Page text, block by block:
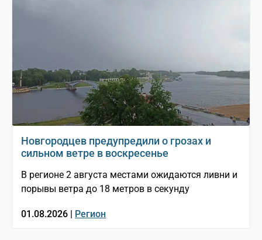
Новгородцев предупредили о грозах и
сильном ветре в воскресенье
В регионе 2 августа местами ожидаются ливни и
порывы ветра до 18 метров в секунду
01.08.2026 | Регион